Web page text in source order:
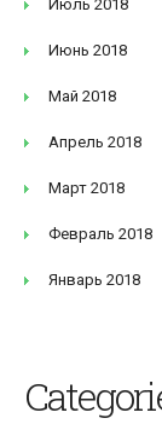
Июль 2018
Июнь 2018
Май 2018
Апрель 2018
Март 2018
Февраль 2018
Январь 2018